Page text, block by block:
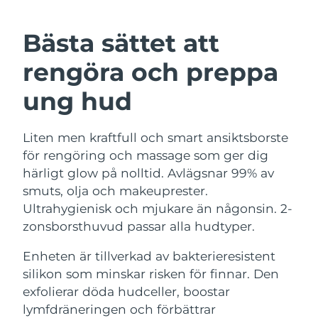
Bästa sättet att
rengöra och preppa
ung hud
Liten men kraftfull och smart ansiktsborste
för rengöring och massage som ger dig
härligt glow på nolltid. Avlägsnar 99% av
smuts, olja och makeuprester.
Ultrahygienisk och mjukare än någonsin. 2-
zonsborsthuvud passar alla hudtyper.
Enheten är tillverkad av bakterieresistent
silikon som minskar risken för finnar. Den
exfolierar döda hudceller, boostar
lymfdräneringen och förbättrar
Ansiktsrengöring
LUNA™ 4-paket
LUNA™ 4 Plus
Massage, LED heating
LUNA™ 4 Men
For men, anti-aging massage
Ansiktslyft
BEAR™ 2-paket
BEAR™ 2 go
Microcurrent toning on-the-go
BEAR™ 2 eyes & lips
Microcurrent line smoothing device
Återfuktning
UFO™ 3-paket
Deep facial hydration
UFO™ 3 LED
Near-infrared and red light therapy
device
Munvård
issa™ 4
Hybrid silicone sonic toothbrush
issa™ 4 plus
Smart hybrid silicone sonic toothbrush
FAQ™ ANTI-AGING-BEHANDLING
Anti-aging LED-behandlingar
Österrike
09/08/2026
Bahrain
Belgien
Förväntad leverans
09/08/2026
Bermuda Förväntad leverans15/08/2026
Bosnien och
Hercegovina
Förväntad leverans
Brunei Förväntad leverans14/08/2026
Bulgarien
Förväntad leverans